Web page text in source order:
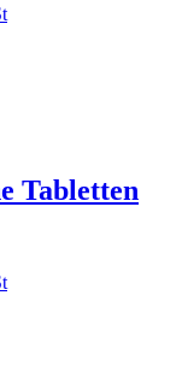
Tabletten